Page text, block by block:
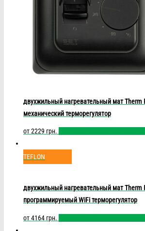
двухжильный нагревательный мат Therm
механический терморегулятор
от2229 грн.
TEFLON
двухжильный нагревательный мат Therm
программируемый WiFi терморегулятор
от4164 грн.